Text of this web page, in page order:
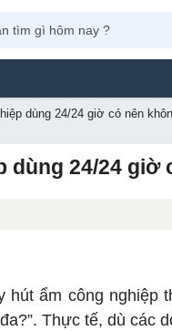
dùng 24/24 giờ có nên
dùng 24/24 giờ
hút ẩm công nghiệp
Thực tế, dù các